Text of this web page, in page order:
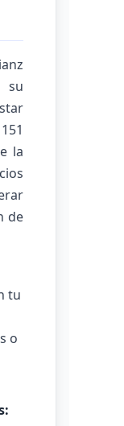
su
la
de
tu
o